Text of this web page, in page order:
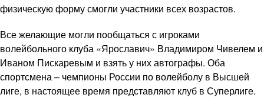
физическую форму смогли участники всех возрастов.
Все желающие могли пообщаться с игроками
волейбольного клуба «Ярославич» Владимиром Чивелем и
Иваном Пискаревым и взять у них автографы. Оба
спортсмена – чемпионы России по волейболу в Высшей
лиге, в настоящее время представляют клуб в Суперлиге.